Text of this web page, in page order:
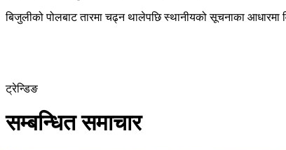
बिजुलीको पोलबाट तारमा चढ्न थालेपछि स्थानीयको सूचनाका आधारमा
ट्रेन्डिङ
सम्बन्धित समाचार